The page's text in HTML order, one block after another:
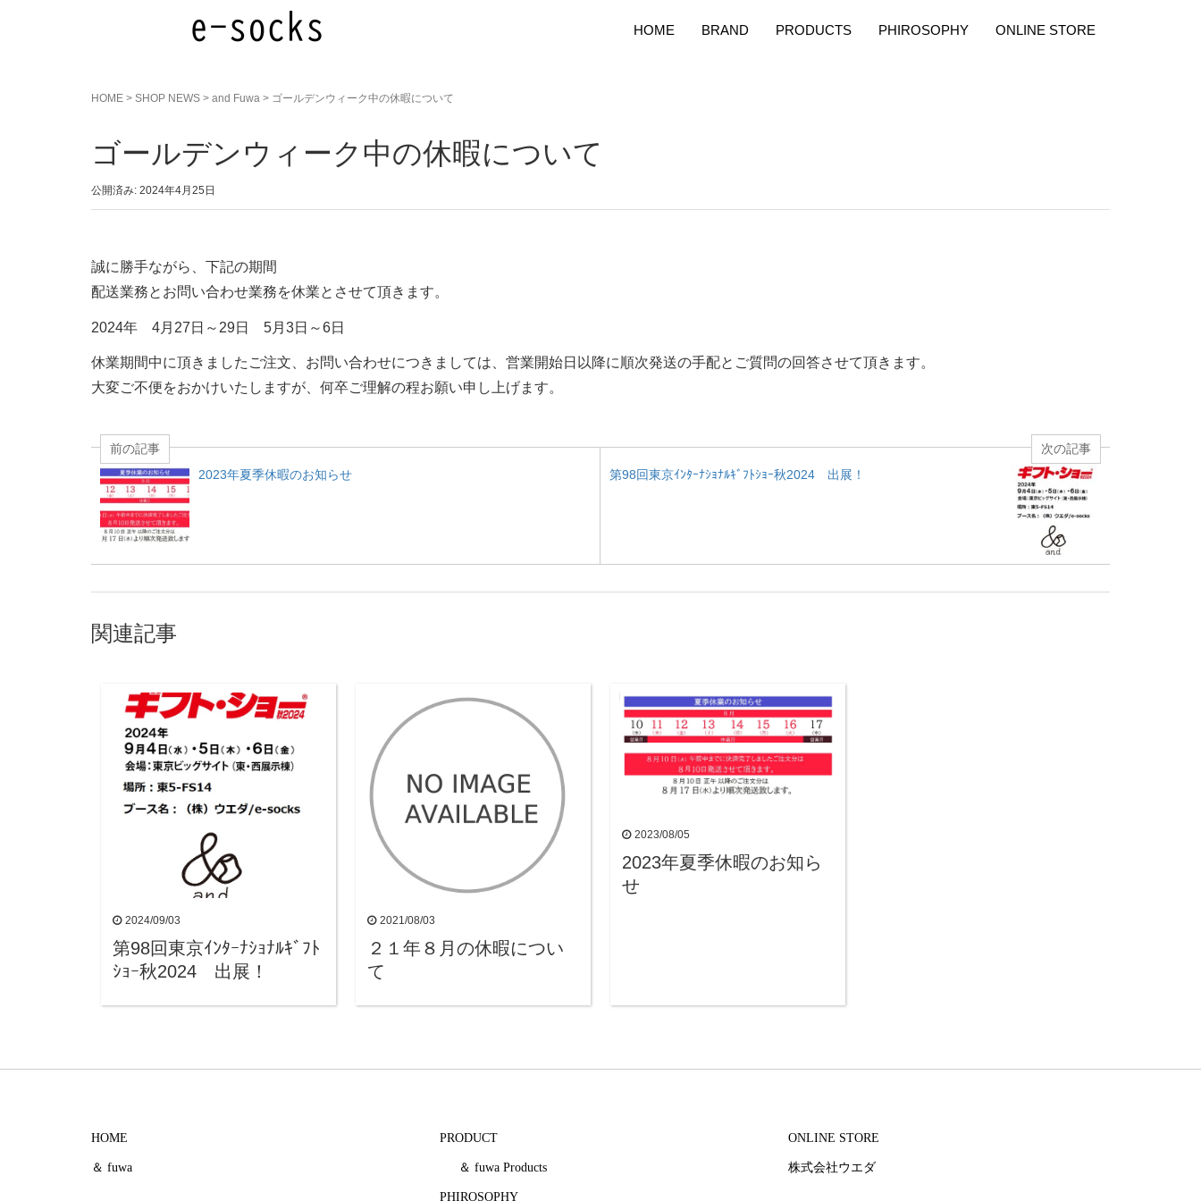
HOME BRAND PRODUCTS PHIROSOPHY ONLINE STORE
HOME > SHOP NEWS > and Fuwa > ゴールデンウィーク中の休暇について
ゴールデンウィーク中の休暇について
公開済み: 2024年4月25日
誠に勝手ながら、下記の期間
配送業務とお問い合わせ業務を休業とさせて頂きます。
2024年 4月27日～29日 5月3日～6日
休業期間中に頂きましたご注文、お問い合わせにつきましては、営業開始日以降に順次発送の手配とご質問の回答させて頂きます。
大変ご不便をおかけいたしますが、何卒ご理解の程お願い申し上げます。
前の記事
2023年夏季休暇のお知らせ
次の記事
第98回東京ｲﾝﾀｰﾅｼｮﾅﾙｷﾞﾌﾄｼｮｰ秋2024 出展！
関連記事
2024/09/03
第98回東京ｲﾝﾀｰﾅｼｮﾅﾙｷﾞﾌﾄ
ｼｮｰ秋2024 出展！
2021/08/03
２１年８月の休暇につい
て
2023/08/05
2023年夏季休暇のお知ら
せ
HOME
＆ fuwa
PRODUCT
＆ fuwa Products
PHIROSOPHY
ONLINE STORE
株式会社ウエダ